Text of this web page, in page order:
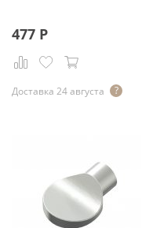
477 Р
Доставка 24 августа